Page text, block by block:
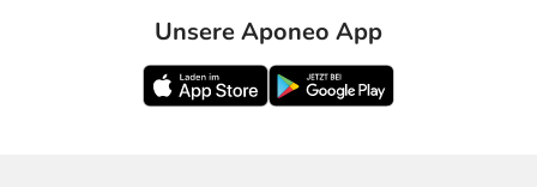
Unsere Aponeo App